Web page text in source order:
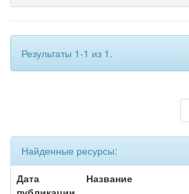
Результаты 1-1 из 1.
Найденные ресурсы:
Дата
Название